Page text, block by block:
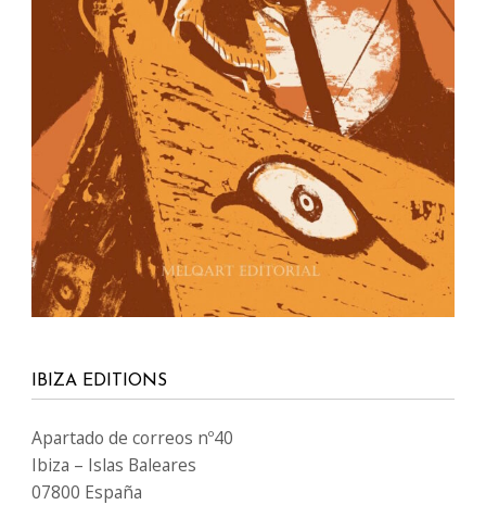
IBIZA EDITIONS
Apartado de correos nº40
Ibiza – Islas Baleares
07800 España